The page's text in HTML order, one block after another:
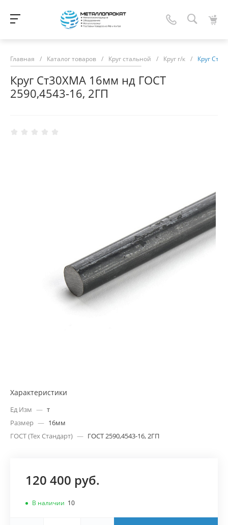
Главная / Каталог товаров / Круг стальной / Круг г/к / Круг
Круг Ст30ХМА 16мм нд ГОСТ
2590,4543-16, 2ГП
Характеристики
Ед Изм — т
Размер — 16мм
ГОСТ (Тех Стандарт) — ГОСТ 2590,4543-16, 2ГП
120 400 руб.
В наличии 10